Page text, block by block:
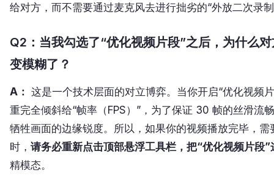
给对方，而不需要通过麦克风去进行拙劣的“外放二次录
Q2：当我勾选了“优化视频片段”之后，为什么
变模糊了？
A： 这是一个技术层面的对立博弈。当你开启“优化视频
重完全倾斜给“帧率（FPS）”，为了保证 30 帧的丝滑流
牺牲画面的边缘锐度。所以，如果你的视频播放完毕，
时， 请务必重新点击顶部悬浮工具栏，把“优化视频片段”
精模态。